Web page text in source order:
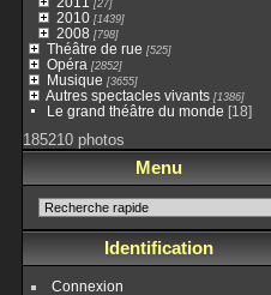
[27]
2010[1439]
2008 [798]
Théâtre de rue [525]
Opéra [2852]
Musique [3655]
Autres spectacles vivants[1386]
Le grand théâtre du monde [18]
185210 photos
Menu
Identification
Connexion